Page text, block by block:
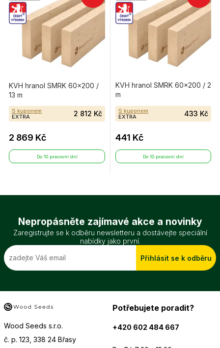
KVH hranol SMRK 60×200 /
13 m
S kuponem
EXTRA
2 812 Kč
2 869 Kč
Do 10 pracovní dní
KVH hranol SMRK 60×200 / 2
m
S kuponem
EXTRA
433 Kč
441 Kč
Do 10 pracovní dní
Nepropásněte zajímavé akce a novinky
Zaregistrujte se k odběru newsletteru a dostávejte speciální
nabídky jako první.
Přihlásit se k odběru
Wood Seeds s.r.o.
č. p. 123, 338 24 Břasy
Potřebujete poradit?
+420 602 484 667